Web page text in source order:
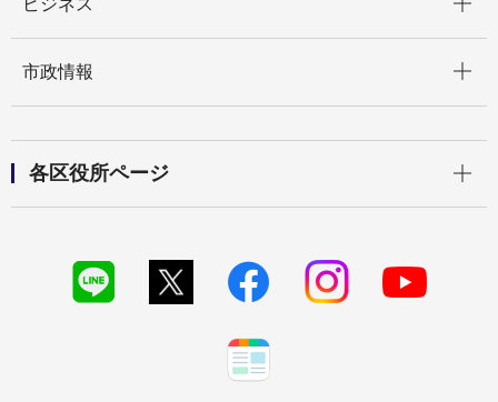
ビジネス
市政情報
各区役所ページ